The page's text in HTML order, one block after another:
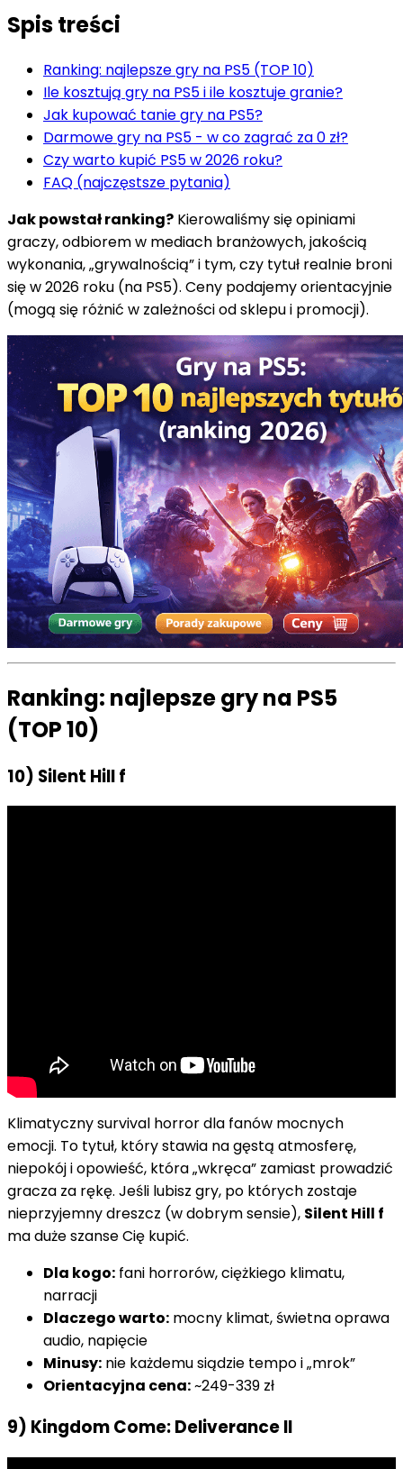
Spis treści
Ranking: najlepsze gry na PS5 (TOP 10)
Ile kosztują gry na PS5 i ile kosztuje granie?
Jak kupować tanie gry na PS5?
Darmowe gry na PS5 - w co zagrać za 0 zł?
Czy warto kupić PS5 w 2026 roku?
FAQ (najczęstsze pytania)
Jak powstał ranking? Kierowaliśmy się opiniami
graczy, odbiorem w mediach branżowych, jakością
wykonania, „grywalnością” i tym, czy tytuł realnie broni
się w 2026 roku (na PS5). Ceny podajemy orientacyjnie
(mogą się różnić w zależności od sklepu i promocji).
Ranking: najlepsze gry na PS5
(TOP 10)
10) Silent Hill f
Klimatyczny survival horror dla fanów mocnych
emocji. To tytuł, który stawia na gęstą atmosferę,
niepokój i opowieść, która „wkręca” zamiast prowadzić
gracza za rękę. Jeśli lubisz gry, po których zostaje
nieprzyjemny dreszcz (w dobrym sensie), Silent Hill f
ma duże szanse Cię kupić.
Dla kogo: fani horrorów, ciężkiego klimatu,
narracji
Dlaczego warto: mocny klimat, świetna oprawa
audio, napięcie
Minusy: nie każdemu siądzie tempo i „mrok”
Orientacyjna cena:~249-339 zł
9) Kingdom Come: Deliverance II